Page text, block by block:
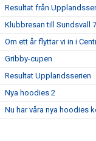
Resultat från
Klubbresan till Sundsvall
Om ett år flyttar vi in i
Gribby-cupen
Resultat Upplandsserien
Nya hoodies 2
Nu har våra nya hoodies